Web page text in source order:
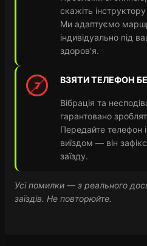
скажіть
Ми адаптуємо
індивідуально під
здоров’я.
7
ВЗЯТИ ТЕЛЕФОН
Вібрація та
гарантовано
Передайте телефон
виїздом — він
заїзду.
Усі помилки — з реального
заїздів. Не повторюйте.